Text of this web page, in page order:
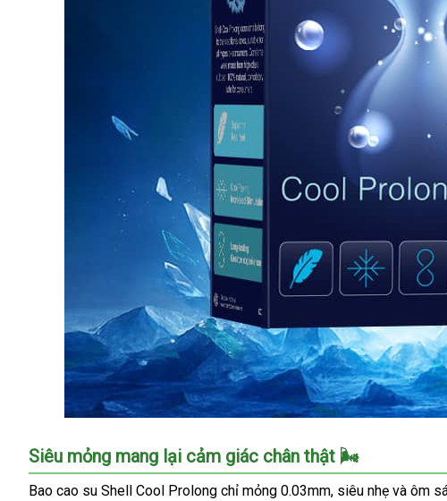
Bao
cao
su
Siêu mỏng mang lại cảm giác chân thật 🌬️
Bao cao su Shell Cool Prolong chỉ mỏng 0.03mm, siêu nhẹ và ôm